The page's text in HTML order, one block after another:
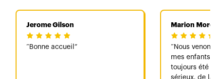
Jerome Gilson
Bonne accueil
Marion Morel
Nous
mes enfants
toujours été
sérieux, de la